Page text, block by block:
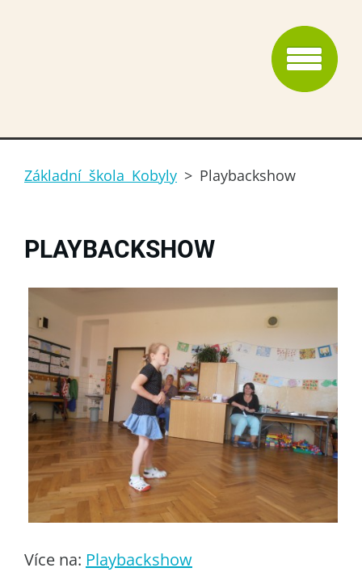
Základní škola Kobyly > Playbackshow
PLAYBACKSHOW
Více na: Playbackshow